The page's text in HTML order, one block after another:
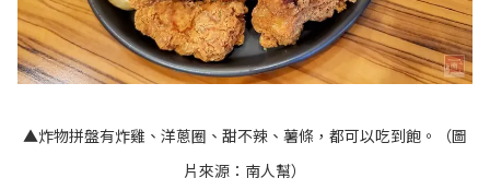
​​​​​​​▲炸物拼盤有炸雞、洋蔥圈、甜不辣、薯條，都可以吃到飽。（圖
片來源：南人幫）